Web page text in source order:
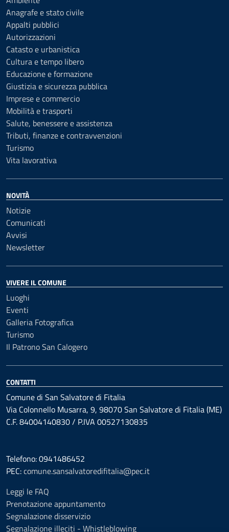
Anagrafe e stato civile
Appalti pubblici
Autorizzazioni
Catasto e urbanistica
Cultura e tempo libero
Educazione e formazione
Giustizia e sicurezza pubblica
Imprese e commercio
Mobilità e trasporti
Salute, benessere e assistenza
Tributi, finanze e contravvenzioni
Turismo
Vita lavorativa
NOVITÀ
Notizie
Comunicati
Avvisi
Newsletter
VIVERE IL COMUNE
Luoghi
Eventi
Galleria Fotografica
Turismo
Il Patrono San Calogero
CONTATTI
Comune di San Salvatore di Fitalia
Via Colonnello Musarra, 9, 98070 San Salvatore di Fitalia (ME)
C.F. 84004140830 / P.IVA 00527130835
Telefono: 0941486452
PEC:comune.sansalvatoredifitalia@pec.it
Leggi le FAQ
Prenotazione appuntamento
Segnalazione disservizio
Segnalazione illeciti - Whistleblowing